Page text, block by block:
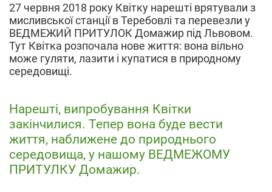
27 червня 2018 року Квітку нарешті врятували з
мисливської станції в Теребовлі та перевезли у
ВЕДМЕЖИЙ ПРИТУЛОК Домажир під Львовом.
Тут Квітка розпочала нове життя: вона вільно
може гуляти, лазити і купатися в природному
середовищі.
Нарешті, випробування Квітки
закінчилися. Тепер вона буде вести
життя, наближене до природнього
середовища, у нашому ВЕДМЕЖОМУ
ПРИТУЛКУ Домажир.